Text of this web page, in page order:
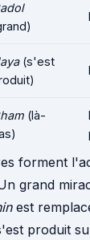
(s'est
(là-
forment
grand
est
produit